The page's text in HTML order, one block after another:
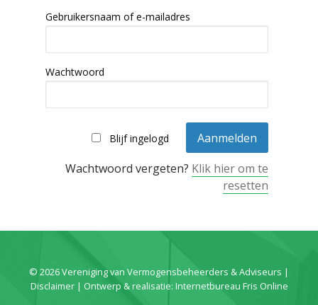
Gebruikersnaam of e-mailadres
Wachtwoord
Blijf ingelogd
Wachtwoord vergeten? Klik hier om te
resetten
© 2026 Vereniging van Vermogensbeheerders & Adviseurs |
Disclaimer| Ontwerp & realisatie: Internetbureau Fris Online